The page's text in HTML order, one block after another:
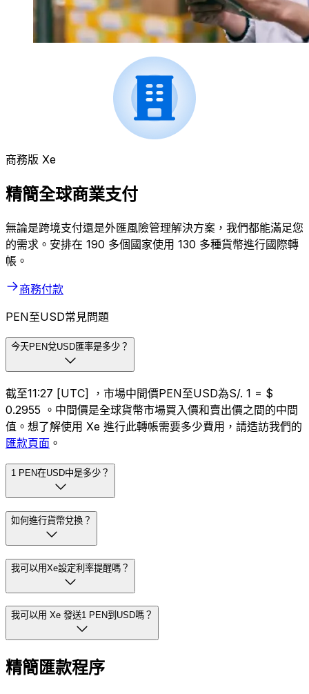
商務版 Xe
精簡全球商業支付
無論是跨境支付還是外匯風險管理解決方案，我們都能滿足您
的需求。安排在 190 多個國家使用 130 多種貨幣進行國際轉
帳。
商務付款
PEN至USD常見問題
今天PEN兌USD匯率是多少？
截至11:27 [UTC] ，市場中間價PEN至USD為S/. 1 = $
0.2955 。中間價是全球貨幣市場買入價和賣出價之間的中間
值。想了解使用 Xe 進行此轉帳需要多少費用，請造訪我們的
匯款頁面 。
1 PEN在USD中是多少？
如何進行貨幣兌換？
我可以用Xe設定利率提醒嗎？
我可以用 Xe 發送1 PEN到USD嗎？
精簡匯款程序